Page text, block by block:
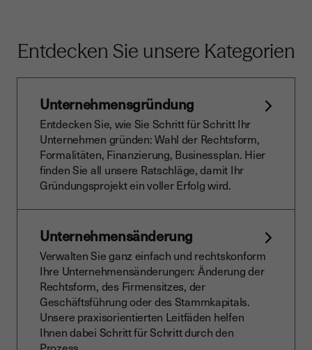
Entdecken Sie unsere Kategorien
Unternehmensgründung
Entdecken Sie, wie Sie Schritt für Schritt Ihr
Unternehmen gründen: Wahl der Rechtsform,
Formalitäten, Finanzierung, Businessplan. Hier
finden Sie all unsere Ratschläge, damit Ihr
Gründungsprojekt ein voller Erfolg wird.
Unternehmensänderung
Verwalten Sie ganz einfach und rechtskonform
Ihre Unternehmensänderungen: Änderung der
Rechtsform, des Firmensitzes, der
Geschäftsführung oder des Stammkapitals.
Unsere praxisorientierten Leitfäden helfen
Ihnen dabei Schritt für Schritt durch den